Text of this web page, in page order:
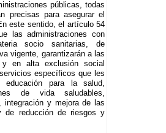
públicas, todas
precisas para asegurar el
este sentido, el artículo 54
las administraciones con
socio sanitarias, de
vigente, garantizarán a las
y en alta exclusión social
específicos que les
educación para la salud,
de vida saludables,
integración y mejora de las
de reducción de riesgos y